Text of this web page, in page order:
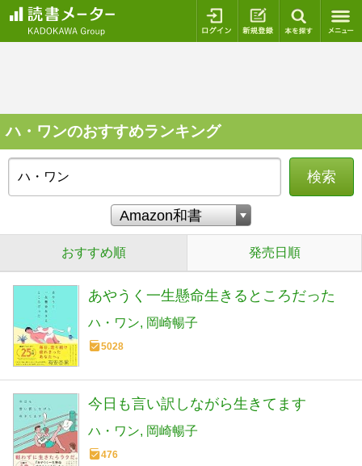
ログイン 新規登録
ハ・ワンのおすすめランキング
検索
おすすめ順 発売日順
あやうく一生懸命生きるところだった
ハ・ワン 岡崎暢子
5028
今日も言い訳しながら生きてます
ハ・ワン 岡崎暢子
476